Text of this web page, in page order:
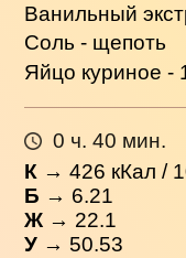
Ванильный
Соль - щепоть
Яйцо куриное -
0 ч. 40 мин.
К →426 кКал /
Б → 6.21
Ж → 22.1
У → 50.53